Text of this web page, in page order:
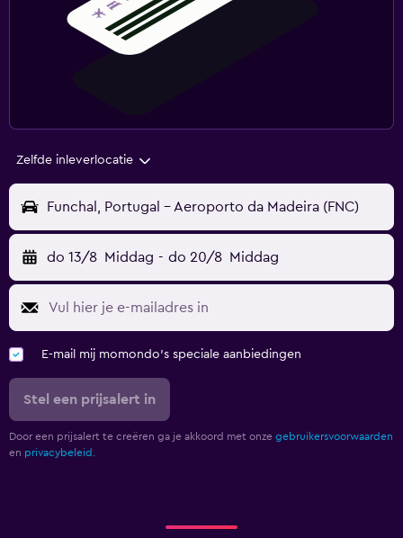
Zelfde inleverlocatie
Funchal, Portugal - Aeroporto da Madeira (FNC)
do 13/8 Middag - do 20/8 Middag
E-mail mij momondo's speciale aanbiedingen
Stel een prijsalert in
Door een prijsalert te creëren ga je akkoord met onze gebruikersvoorwaarden
en privacybeleid.